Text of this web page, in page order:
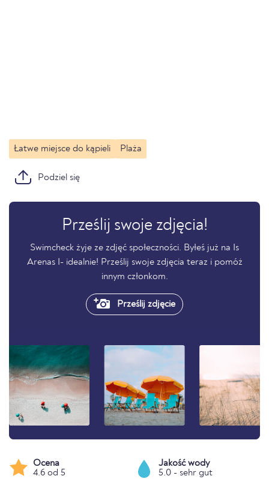
Łatwe miejsce do kąpieli Plaża
Podziel się
Prześlij swoje zdjęcia!
Swimcheck żyje ze zdjęć społeczności. Byłeś już na Is
Arenas I- idealnie! Prześlij swoje zdjęcia teraz i pomóż
innym członkom.
Prześlij zdjęcie
Ocena
4.6 od 5
Jakość wody
5.0 - sehr gut